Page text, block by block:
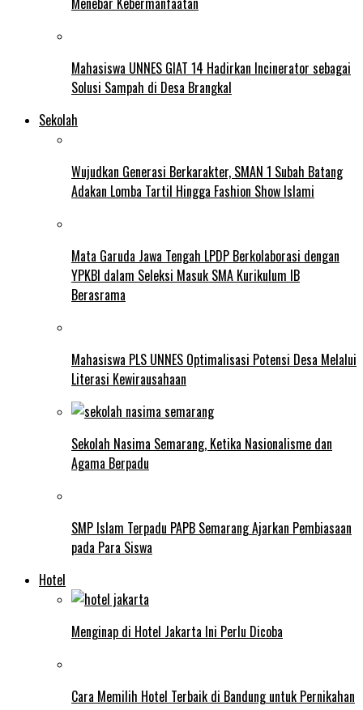
Mahasiswa UNNES GIAT 14 Hadirkan Incinerator sebagai
Solusi Sampah di Desa Brangkal
Sekolah
Wujudkan Generasi Berkarakter, SMAN 1 Subah Batang
Adakan Lomba Tartil Hingga Fashion Show Islami
Mata Garuda Jawa Tengah LPDP Berkolaborasi dengan
YPKBI dalam Seleksi Masuk SMA Kurikulum IB
Berasrama
Mahasiswa PLS UNNES Optimalisasi Potensi Desa Melalui
Literasi Kewirausahaan
Sekolah Nasima Semarang, Ketika Nasionalisme dan
Agama Berpadu
SMP Islam Terpadu PAPB Semarang Ajarkan Pembiasaan
pada Para Siswa
Hotel
Menginap di Hotel Jakarta Ini Perlu Dicoba
Cara Memilih Hotel Terbaik di Bandung untuk Pernikahan